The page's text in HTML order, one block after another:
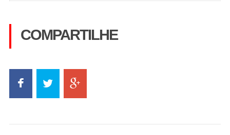
COMPARTILHE